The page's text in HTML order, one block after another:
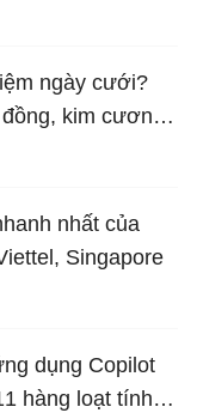
ngày cưới?
kim cương
nhất của
Singapore
dụng Copilot
hàng loạt tính